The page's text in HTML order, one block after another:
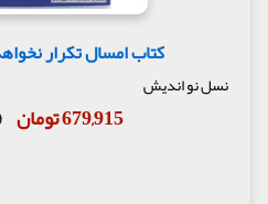
کتاب امسال تکرار
نسل نو اندیش
679,915 تومان